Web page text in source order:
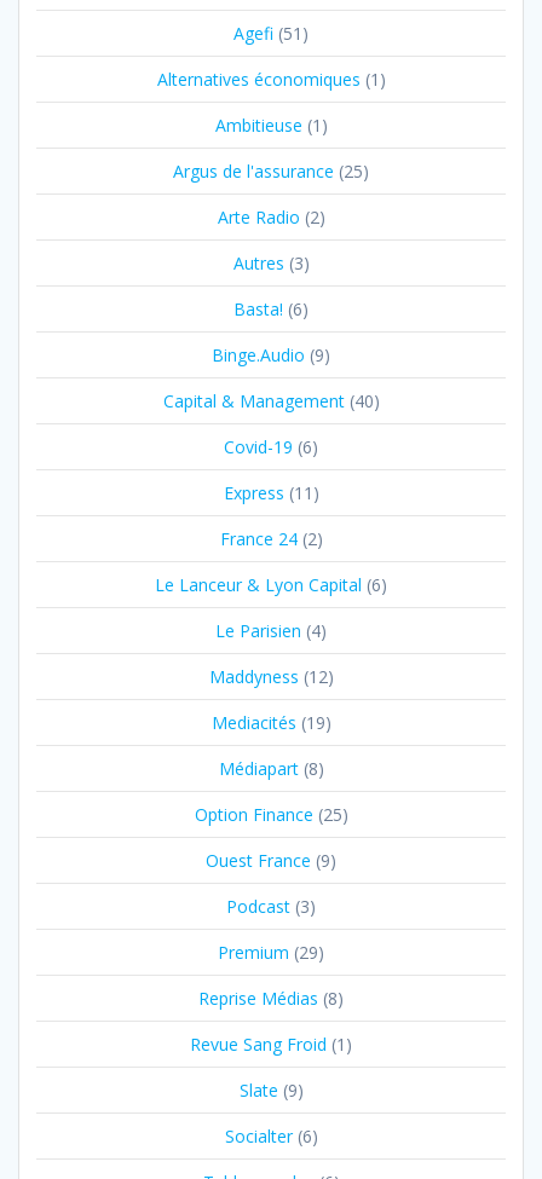
Agefi (51)
Alternatives économiques (1)
Ambitieuse (1)
Argus de l'assurance (25)
Arte Radio (2)
Autres (3)
Basta! (6)
Binge.Audio (9)
Capital & Management(40)
Covid-19 (6)
Express (11)
France 24(2)
Le Lanceur & Lyon Capital (6)
Le Parisien (4)
Maddyness (12)
Mediacités (19)
Médiapart(8)
Option Finance (25)
Ouest France (9)
Podcast (3)
Premium (29)
Reprise Médias (8)
Revue Sang Froid (1)
Slate (9)
Socialter(6)